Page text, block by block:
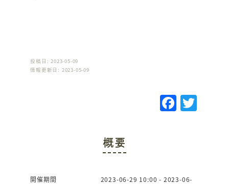
投稿日: 2023-05-09
情報更新日: 2023-05-09
F
a
T
概要
開催期間
2023-06-29 10:00 - 2023-06-